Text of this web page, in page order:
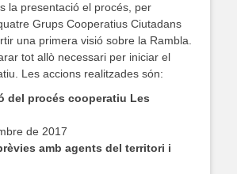
la presentació el procés, per
Grups Cooperatius Ciutadans
una primera visió sobre la Rambla.
tot allò necessari per iniciar el
Les accions realitzades són:
del procés cooperatiu Les
de 2017
amb agents del territori i